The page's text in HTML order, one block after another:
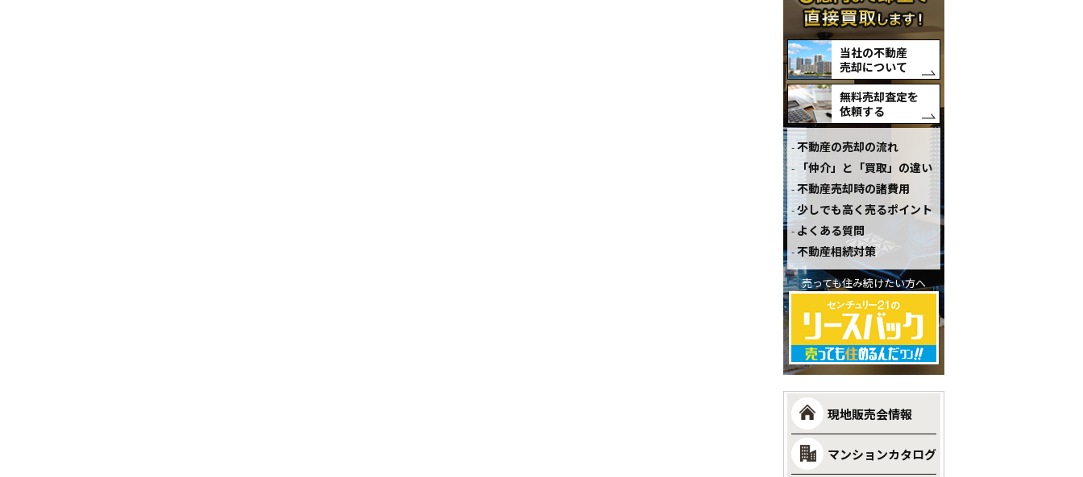
当社の不動産
売却について
無料売却査定を
依頼する
不動産の売却の流れ
「仲介」と「買取」の違い
不動産売却時の諸費用
少しでも高く売るポイント
よくある質問
不動産相続対策
売っても住み続けたい方へ
現地販売会情報
マンションカタログ